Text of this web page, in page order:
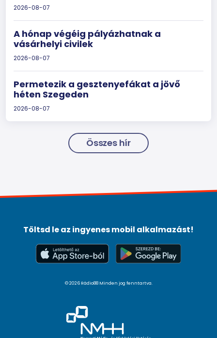
2026-08-07
A hónap végéig pályázhatnak a
vásárhelyi civilek
2026-08-07
Permetezik a gesztenyefákat a jövő
héten Szegeden
2026-08-07
Összes hír
Töltsd le az ingyenes mobil alkalmazást!
© 2026 Rádio88 Minden jog fenntartva.